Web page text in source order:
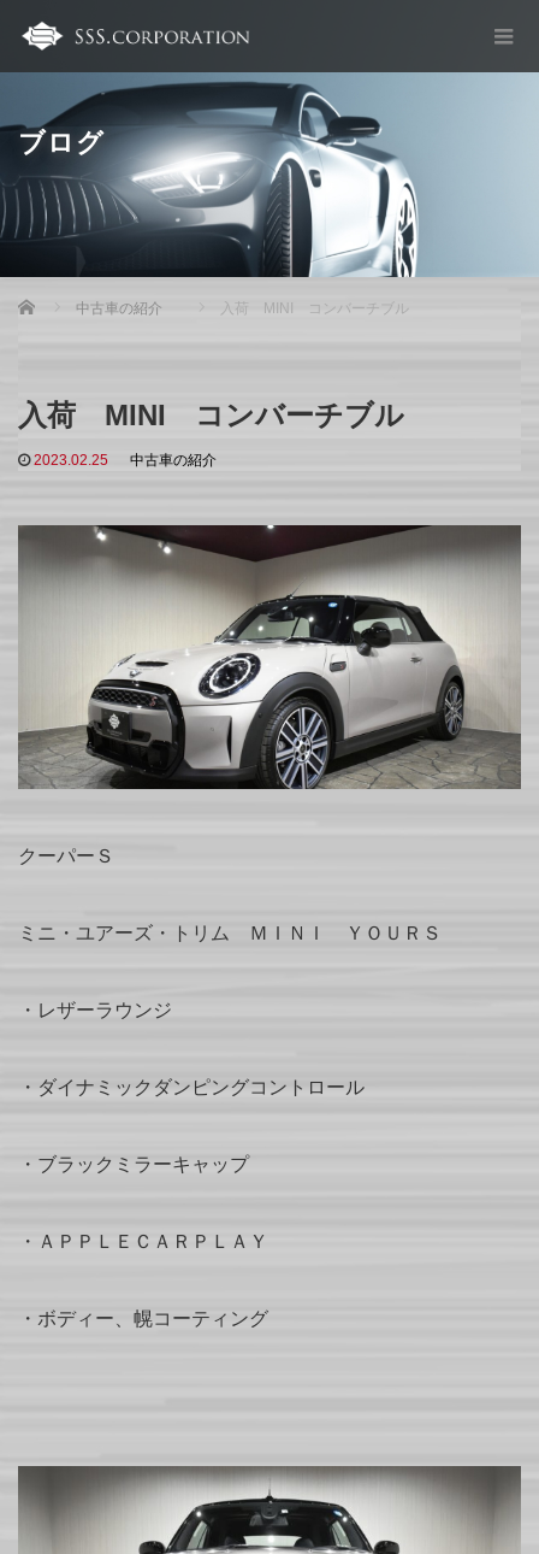
ブログ
Home 中古車の紹介 入荷 MINI コンバーチブル
入荷 MINI コンバーチブル
2023.02.25 中古車の紹介
クーパーＳ
ミニ・ユアーズ・トリム ＭＩＮＩ ＹＯＵＲＳ
・レザーラウンジ
・ダイナミックダンピングコントロール
・ブラックミラーキャップ
・ＡＰＰＬＥＣＡＲＰＬＡＹ
・ボディー、幌コーティング